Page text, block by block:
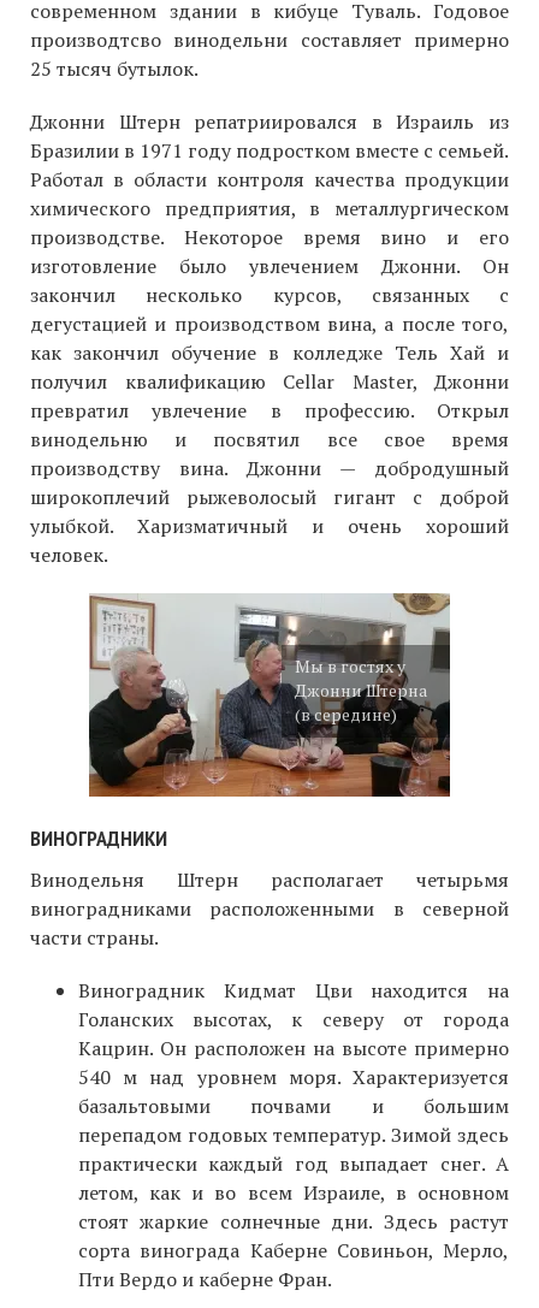
современном здании в кибуце Туваль. Годовое
производтсво винодельни составляет примерно
25 тысяч бутылок.
Джонни Штерн репатриировался в Израиль из
Бразилии в 1971 году подростком вместе с семьей.
Работал в области контроля качества продукции
химического предприятия, в металлургическом
производстве. Некоторое время вино и его
изготовление было увлечением Джонни. Он
закончил несколько курсов, связанных с
дегустацией и производством вина, а после того,
как закончил обучение в колледже Тель Хай и
получил квалификацию Cellar Master, Джонни
превратил увлечение в профессию. Открыл
винодельню и посвятил все свое время
производству вина. Джонни — добродушный
широкоплечий рыжеволосый гигант с доброй
улыбкой. Харизматичный и очень хороший
человек.
Мы в гостях у
Джонни Штерна
(в середине)
ВИНОГРАДНИКИ
Винодельня Штерн располагает четырьмя
виноградниками расположенными в северной
части страны.
Виноградник Кидмат Цви находится на
Голанских высотах, к северу от города
Кацрин. Он расположен на высоте примерно
540 м над уровнем моря. Характеризуется
базальтовыми почвами и большим
перепадом годовых температур. Зимой здесь
практически каждый год выпадает снег. А
летом, как и во всем Израиле, в основном
стоят жаркие солнечные дни. Здесь растут
сорта винограда Каберне Совиньон, Мерло,
Пти Вердо и каберне Фран.